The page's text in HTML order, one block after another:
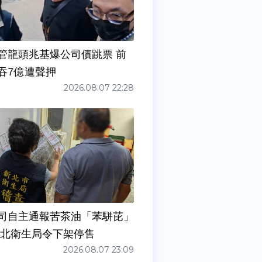
龍頭兆基爆公司債跳票 前
7億遭聲押
2026.08.07 22:28
自主通報苦茶油「苯駢芘」
衛生局令下架停售
2026.08.07 23:09